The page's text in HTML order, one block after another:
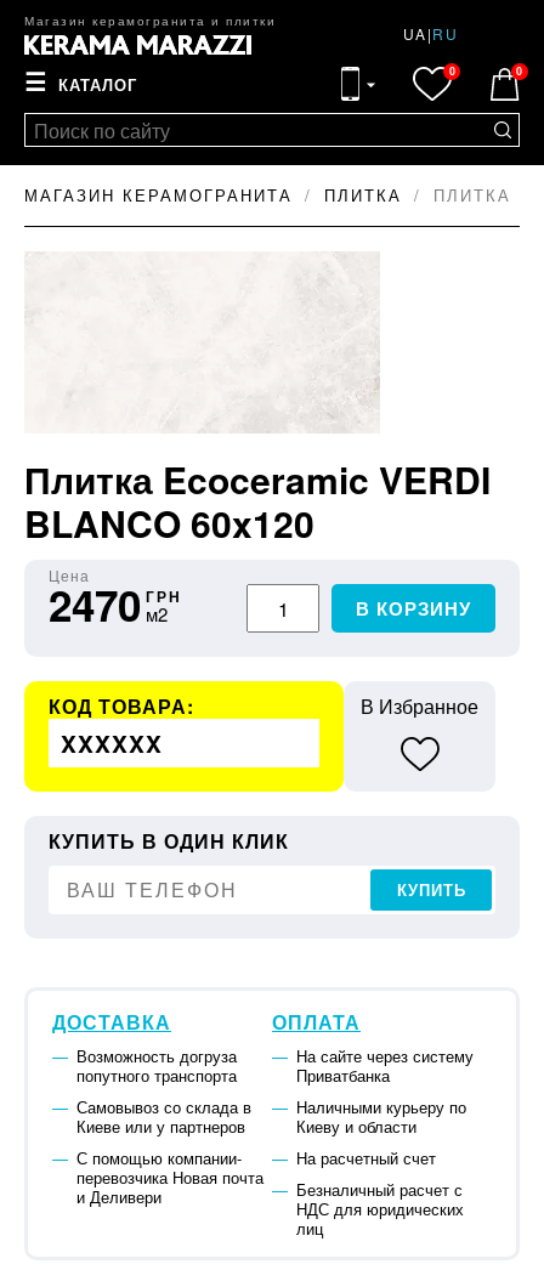
Магазин керамогранита и плитки
UA|RU
☰ КАТАЛОГ
0 0
МАГАЗИН КЕРАМОГРАНИТА ПЛИТКА ПЛИТКА
Плитка Ecoceramic VERDI
BLANCO 60x120
Цена
2470 ГРН
м2 В КОРЗИНУ
КОД ТОВАРА:
XXXXXX
В Избранное
КУПИТЬ В ОДИН КЛИК
КУПИТЬ
ДОСТАВКА
Возможность догруза
попутного транспорта
Самовывоз со склада в
Киеве или у партнеров
С помощью компании-
перевозчика Новая почта
и Деливери
ОПЛАТА
На сайте через систему
Приватбанка
Наличными курьеру по
Киеву и области
На расчетный счет
Безналичный расчет с
НДС для юридических
лиц